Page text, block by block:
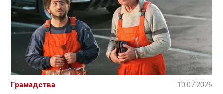
Грамадства 10.07.2026